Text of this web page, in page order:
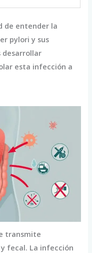
de entender la
pylori y sus
desarrollar
esta infección a
transmite
fecal. La infección